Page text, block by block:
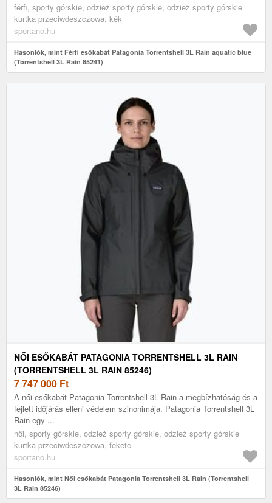
férfi, sporty górskie, odzież sporty górskie, odzież sporty górskie
kurtka przeciwdeszczowa, kék
sportano.hu
Hasonlók, mint Férfi esőkabát Patagonia Torrentshell 3L Rain aquatic blue
(Torrentshell 3L Rain 85241)
NŐI ESŐKABÁT PATAGONIA TORRENTSHELL 3L RAIN
(TORRENTSHELL 3L RAIN 85246)
7 747 000 Ft
A női esőkabát Patagonia Torrentshell 3L Rain a megbízhatóság és a
fejlett időjárás elleni védelem szinonimája. Patagonia Torrentshell 3L
Rain egy ...
női, sporty górskie, odzież sporty górskie, odzież sporty górskie
kurtka przeciwdeszczowa, fekete
sportano.hu
Hasonlók, mint Női esőkabát Patagonia Torrentshell 3L Rain (Torrentshell
3L Rain 85246)